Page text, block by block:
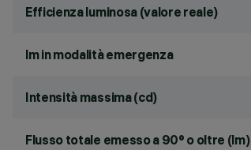
Efficienza luminosa (valore reale)
lm in modalità emergenza
Intensità massima (cd)
Flusso totale emesso a 90° o oltre (lm)